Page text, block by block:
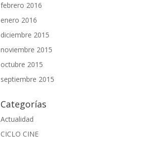
febrero 2016
enero 2016
diciembre 2015
noviembre 2015
octubre 2015
septiembre 2015
Categorías
Actualidad
CICLO CINE